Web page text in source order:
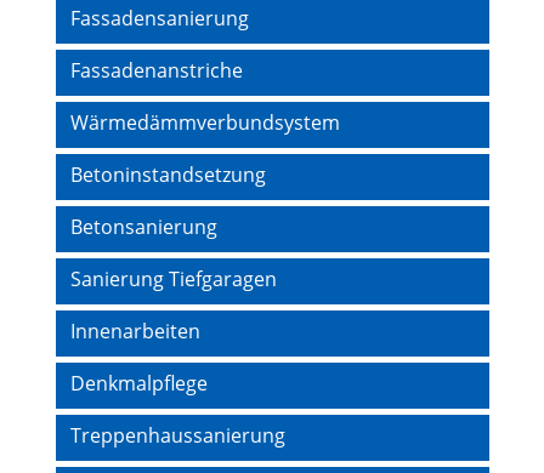
Fassadensanierung
Fassadenanstriche
Wärmedämmverbundsystem
Betoninstandsetzung
Betonsanierung
Sanierung Tiefgaragen
Innenarbeiten
Denkmalpflege
Treppenhaussanierung